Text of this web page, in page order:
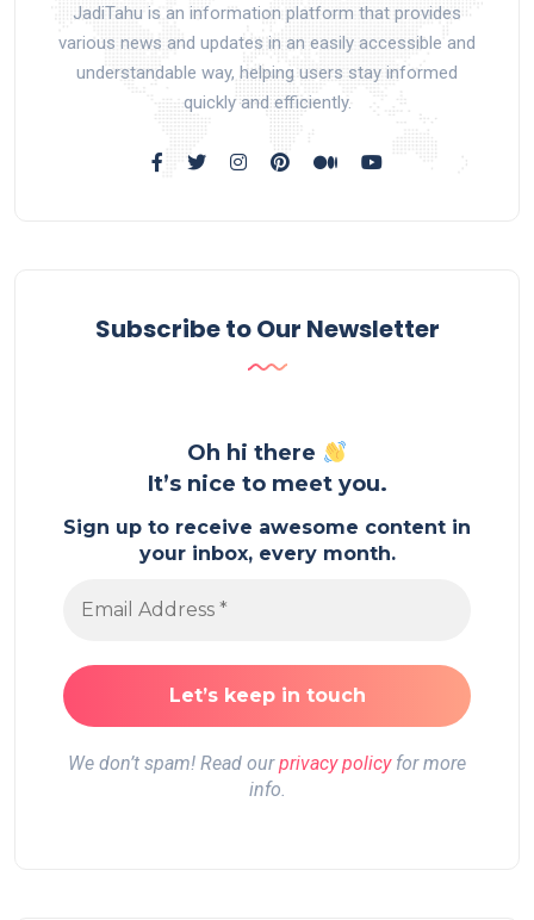
JadiTahu is an information platform that provides
various news and updates in an easily accessible and
understandable way, helping users stay informed
quickly and efficiently.
Subscribe to Our Newsletter
Oh hi there
It’s nice to meet you.
Sign up to receive awesome content in
your inbox, every month.
We don’t spam! Read ourprivacy policyfor more
info.